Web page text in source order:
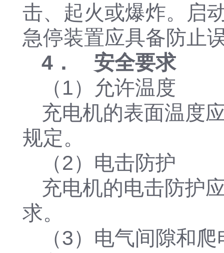
击、起火或爆炸。
启
急停装置应具备防止
4． 安全要求
（1）允许温度
充电机的表面温度
规定。
（2）电击防护
充电机的电击防护
求。
（3）电气间隙和